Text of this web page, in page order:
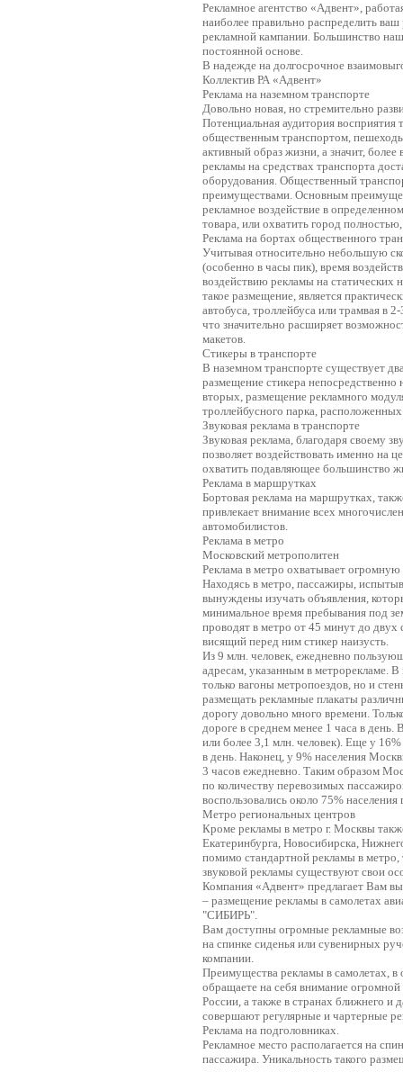
Рекламное агентство «Адвент»,
наиболее правильно распределить
рекламной кампании. Большинство
постоянной основе.
В надежде на долгосрочное
Коллектив РА «Адвент»
Реклама на наземном транспорте
Довольно новая, но стремительно
Потенциальная аудитория
общественным транспортом,
активный образ жизни, а значит,
рекламы на средствах транспорта
оборудования. Общественный
преимуществами. Основным
рекламное воздействие в
товара, или охватить город
Реклама на бортах общественного
Учитывая относительно небольшую
(особенно в часы пик), время
воздействию рекламы на статических
такое размещение, является
автобуса, троллейбуса или трамвая
что значительно расширяет
макетов.
Стикеры в транспорте
В наземном транспорте существует
размещение стикера
вторых, размещение рекламного
троллейбусного парка,
Звуковая реклама в транспорте
Звуковая реклама, благодаря своему
позволяет воздействовать именно на
охватить подавляющее большинство
Реклама в маршрутках
Бортовая реклама на маршрутках,
привлекает внимание всех
автомобилистов.
Реклама в метро
Московский метрополитен
Реклама в метро охватывает огромную
Находясь в метро, пассажиры,
вынуждены изучать объявления,
минимальное время пребывания под
проводят в метро от 45 минут до двух
висящий перед ним стикер наизусть.
Из 9 млн. человек, ежедневно
адресам, указанным в метрорекламе. В
только вагоны метропоездов, но и
размещать рекламные плакаты
дорогу довольно много времени.
дороге в среднем менее 1 часа в день.
или более 3,1 млн. человек). Еще у
в день. Наконец, у 9% населения
3 часов ежедневно. Таким образом
по количеству перевозимых
воспользовались около 75% населения
Метро региональных центров
Кроме рекламы в метро г. Москвы
Екатеринбурга, Новосибирска,
помимо стандартной рекламы в метро,
звуковой рекламы существуют свои
Компания «Адвент» предлагает Вам
– размещение рекламы в
"СИБИРЬ".
Вам доступны огромные рекламные
на спинке сиденья или сувенирных
компании.
Преимущества рекламы в самолетах,
обращаете на себя внимание
России, а также в странах ближнего и
совершают регулярные и чартерные
Реклама на подголовниках.
Рекламное место располагается на
пассажира. Уникальность такого